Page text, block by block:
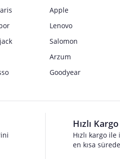
Apple
Lenovo
Salomon
Arzum
Goodyear
Hızlı Kargo
Hızlı kargo
en kısa